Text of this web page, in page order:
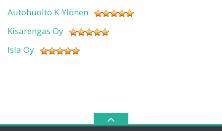
Autohuolto K-Ylönen
Kisarengas Oy
Isla Oy